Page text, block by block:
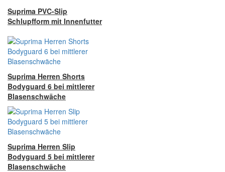
Suprima PVC-Slip
Schlupfform mit Innenfutter
Suprima Herren Shorts
Bodyguard 6 bei mittlerer
Blasenschwäche
Suprima Herren Slip
Bodyguard 5 bei mittlerer
Blasenschwäche